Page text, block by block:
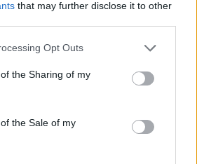
that may further disclose it to other
Opt Outs
the Sharing of my
the Sale of my
που βοηθά στην αύξηση
και στη ρύθμιση της όρεξης